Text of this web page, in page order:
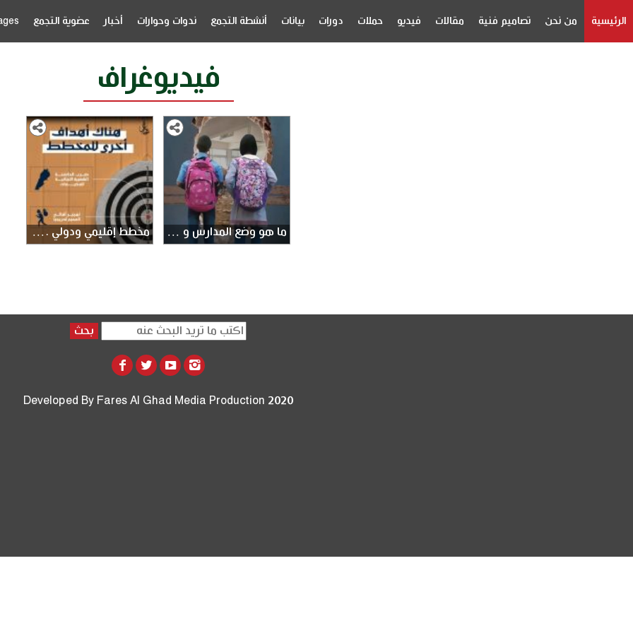
الرئيسية من نحن تصاميم فنية مقالات فيديو حملات دورات بيانات أنشطة التجمع ندوات وحوارات أخبار عضوية التجمع
فيديوغراف
ما هو وضع المدارس و العام الدراسي في مخيم عين الحلوة مخطط إقليمي ودولي .. هدفه تهجير الأهالي وتدمير المخيمات
بحث
Developed By Fares Al Ghad Media Production 2020